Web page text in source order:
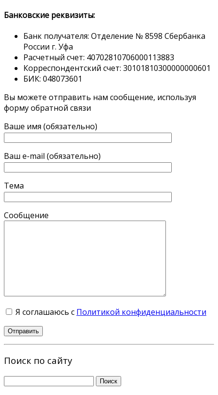
Банковские реквизиты:
Банк получателя: Отделение № 8598 Сбербанка
России г. Уфа
Расчетный счет: 40702810706000113883
Корреспондентский счет: 30101810300000000601
БИК: 048073601
Вы можете отправить нам сообщение, используя
форму обратной связи
Ваше имя (обязательно)
Ваш e-mail (обязательно)
Тема
Сообщение
Я соглашаюсь с Политикой конфиденциальности
Поиск по сайту
Найти: